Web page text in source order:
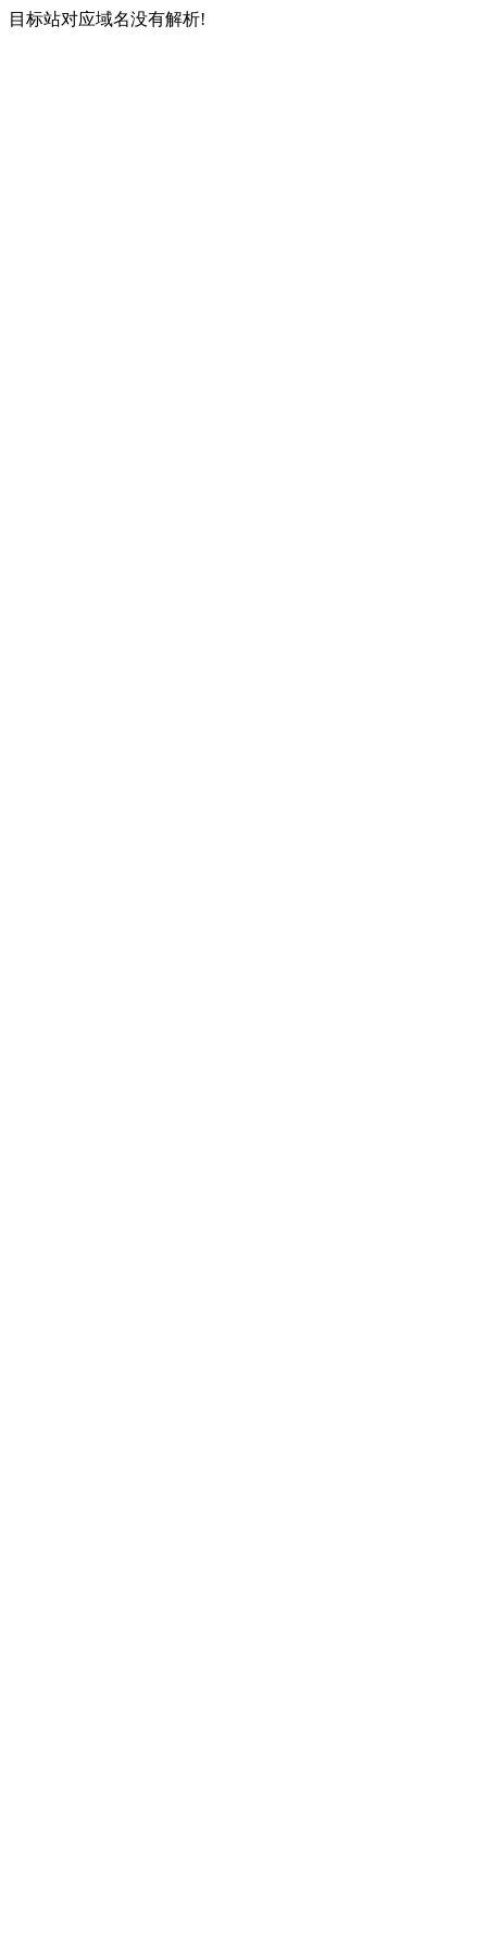
目标站对应域名没有解析!